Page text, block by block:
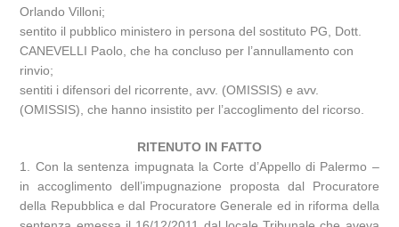
Orlando Villoni;
sentito il pubblico ministero in persona del sostituto PG, Dott.
CANEVELLI Paolo, che ha concluso per l’annullamento con
rinvio;
sentiti i difensori del ricorrente, avv. (OMISSIS) e avv.
(OMISSIS), che hanno insistito per l’accoglimento del ricorso.
RITENUTO IN FATTO
1. Con la sentenza impugnata la Corte d’Appello di Palermo –
in accoglimento dell’impugnazione proposta dal Procuratore
della Repubblica e dal Procuratore Generale ed in riforma della